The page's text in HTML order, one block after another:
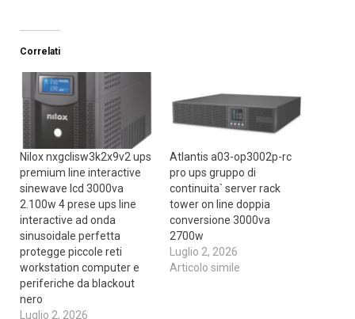
Correlati
Nilox nxgclisw3k2x9v2 ups
premium line interactive
sinewave lcd 3000va
2.100w 4 prese ups line
interactive ad onda
sinusoidale perfetta
protegge piccole reti
workstation computer e
periferiche da blackout
nero
Luglio 2, 2026
Atlantis a03-op3002p-rc
pro ups gruppo di
continuita` server rack
tower on line doppia
conversione 3000va
2700w
Luglio 2, 2026
Articolo simile